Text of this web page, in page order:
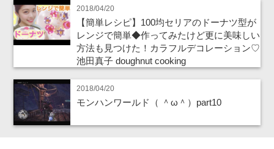
2018/04/20
【簡単レシピ】100均セリアのドーナツ型が
レンジで簡単◆作ってみたけど更に美味しい
方法も見つけた！カラフルデコレーション♡
池田真子 doughnut cooking
2018/04/20
モンハンワールド（ ＾ω＾）part10